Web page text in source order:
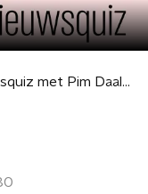
De Nationale Nieuwsquiz met Pim Daalhuisen